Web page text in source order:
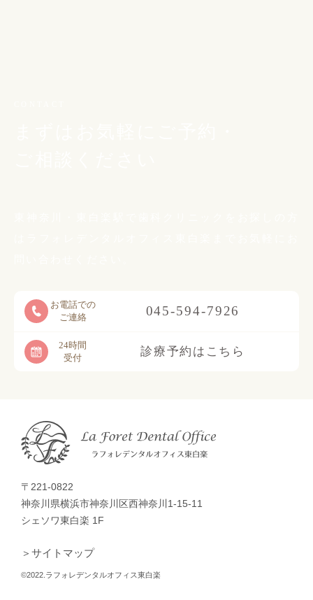
お電話での
ご連絡
045-594-7926
24時間
受付
診療予約はこちら
〒221-0822
神奈川県横浜市神奈川区西神奈川1-15-11
シェソワ東白楽 1F
＞サイトマップ
©2022.ラフォレデンタルオフィス東白楽